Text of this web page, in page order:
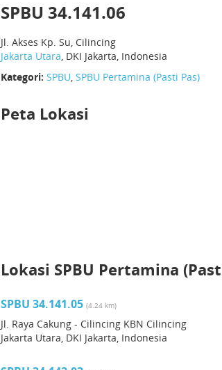
SPBU 34.141.06
Jl. Akses Kp. Su, Cilincing
Jakarta Utara, DKI Jakarta, Indonesia
Kategori: SPBU, SPBU Pertamina (Pasti Pas)
Peta Lokasi
Lokasi SPBU Pertamina
SPBU 34.141.05 (4.24 km)
Jl. Raya Cakung - Cilincing KBN Cilincing
Jakarta Utara, DKI Jakarta, Indonesia